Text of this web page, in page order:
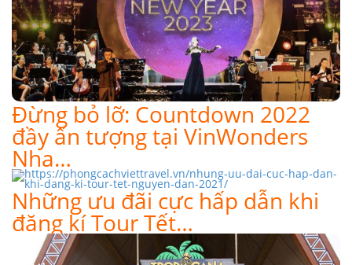
Đừng bỏ lỡ: Countdown 2022
đầy ấn tượng tại VinWonders
Nha…
Những ưu đãi cực hấp dẫn khi
đăng kí Tour Tết…